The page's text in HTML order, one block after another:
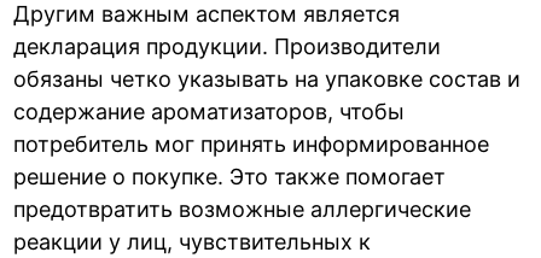
Другим важным аспектом является
декларация продукции. Производители
обязаны четко указывать на упаковке состав и
содержание ароматизаторов, чтобы
потребитель мог принять информированное
решение о покупке. Это также помогает
предотвратить возможные аллергические
реакции у лиц, чувствительных к